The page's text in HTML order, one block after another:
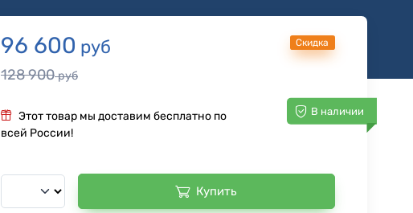
96 600 руб
128 900руб
Скидка
В наличии
Этот товар мы доставим бесплатно по
всей России!
Купить